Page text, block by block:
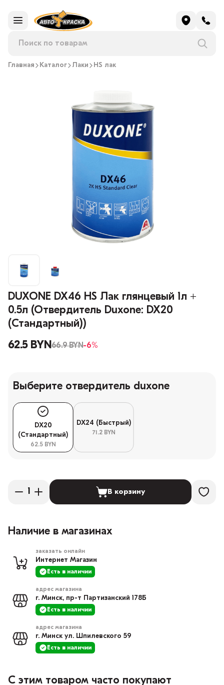
Главная Каталог Лаки HS лак
DUXONE DX46 HS Лак глянцевый 1л +
0.5л (Отвердитель Duxone: DX20
(Стандартный))
62.5 BYN66.9 BYN-6%
Выберите отвердитель duxone
DX20
(Стандартный)
62.5 BYN
DX24 (Быстрый)
71.2 BYN
В корзину
Наличие в магазинах
заказать онлайн
Интернет Магазин
Есть в наличии
адрес магазина
г. Минск, пр-т Партизанский 178Б
Есть в наличии
адрес магазина
г. Минск ул. Шпилевского 59
Есть в наличии
С этим товаром часто покупают